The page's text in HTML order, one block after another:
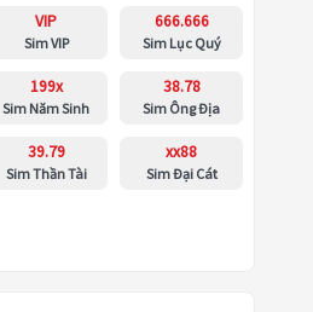
VIP
Sim VIP
666.666
Sim Lục Quý
199x
Sim Năm Sinh
38.78
Sim Ông Địa
39.79
Sim Thần Tài
xx88
Sim Đại Cát